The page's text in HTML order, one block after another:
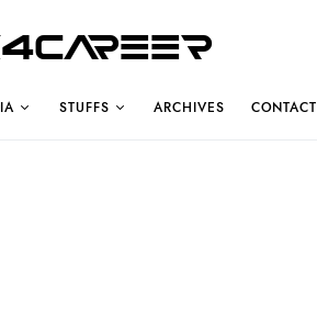
STUFFS ARCHIVES CONTACT